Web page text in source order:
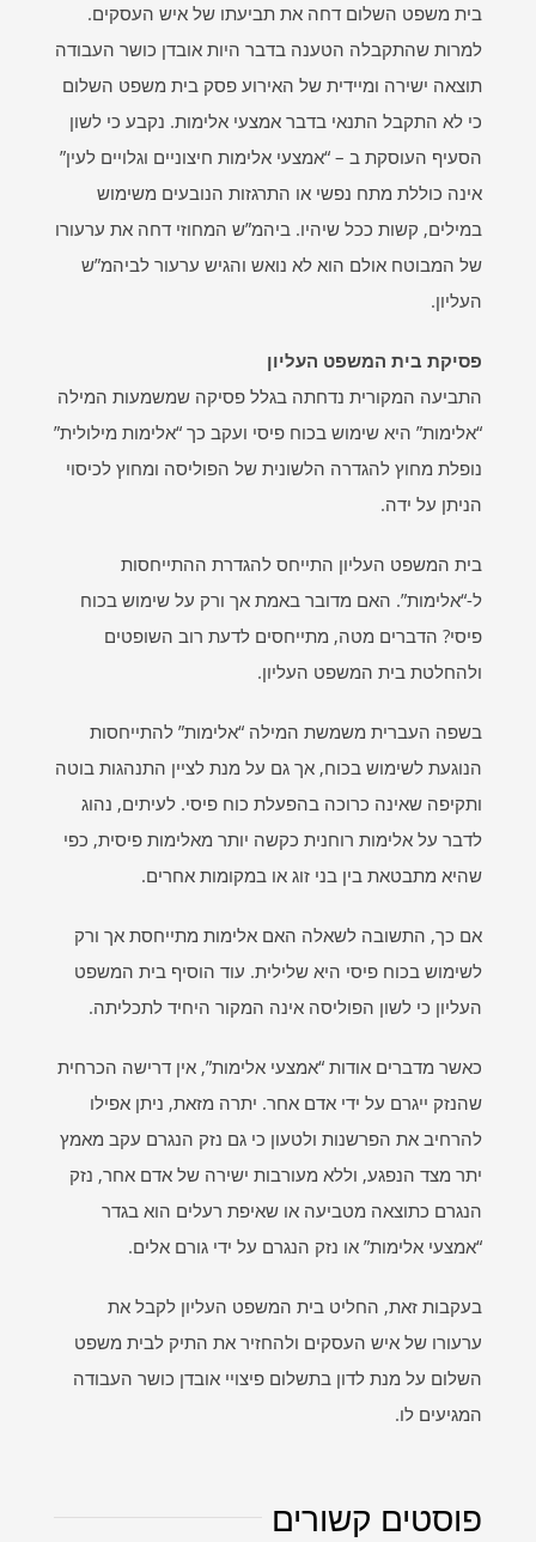
בית משפט השלום דחה את תביעתו של איש העסקים.
למרות שהתקבלה הטענה בדבר היות אובדן כושר העבודה
תוצאה ישירה ומיידית של האירוע פסק בית משפט השלום
כי לא התקבל התנאי בדבר אמצעי אלימות. נקבע כי לשון
הסעיף העוסקת ב – “אמצעי אלימות חיצוניים וגלויים לעין”
אינה כוללת מתח נפשי או התרגזות הנובעים משימוש
במילים, קשות ככל שיהיו. ביהמ”ש המחוזי דחה את ערעורו
של המבוטח אולם הוא לא נואש והגיש ערעור לביהמ”ש
העליון.
פסיקת בית המשפט העליון
התביעה המקורית נדחתה בגלל פסיקה שמשמעות המילה
“אלימות” היא שימוש בכוח פיסי ועקב כך “אלימות מילולית”
נופלת מחוץ להגדרה הלשונית של הפוליסה ומחוץ לכיסוי
הניתן על ידה.
בית המשפט העליון התייחס להגדרת ההתייחסות
ל-“אלימות”. האם מדובר באמת אך ורק על שימוש בכוח
פיסי? הדברים מטה, מתייחסים לדעת רוב השופטים
ולהחלטת בית המשפט העליון.
בשפה העברית משמשת המילה “אלימות” להתייחסות
הנוגעת לשימוש בכוח, אך גם על מנת לציין התנהגות בוטה
ותקיפה שאינה כרוכה בהפעלת כוח פיסי. לעיתים, נהוג
לדבר על אלימות רוחנית כקשה יותר מאלימות פיסית, כפי
שהיא מתבטאת בין בני זוג או במקומות אחרים.
אם כך, התשובה לשאלה האם אלימות מתייחסת אך ורק
לשימוש בכוח פיסי היא שלילית. עוד הוסיף בית המשפט
העליון כי לשון הפוליסה אינה המקור היחיד לתכליתה.
כאשר מדברים אודות “אמצעי אלימות”, אין דרישה הכרחית
שהנזק ייגרם על ידי אדם אחר. יתרה מזאת, ניתן אפילו
להרחיב את הפרשנות ולטעון כי גם נזק הנגרם עקב מאמץ
יתר מצד הנפגע, וללא מעורבות ישירה של אדם אחר, נזק
הנגרם כתוצאה מטביעה או שאיפת רעלים הוא בגדר
“אמצעי אלימות” או נזק הנגרם על ידי גורם אלים.
בעקבות זאת, החליט בית המשפט העליון לקבל את
ערעורו של איש העסקים ולהחזיר את התיק לבית משפט
השלום על מנת לדון בתשלום פיצויי אובדן כושר העבודה
המגיעים לו.
פוסטים קשורים